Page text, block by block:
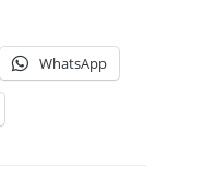
WhatsApp